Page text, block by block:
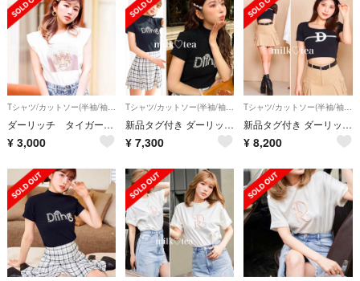
Tシャツ/カットソー(半袖/袖なし)
ダーリッチ タイガーモチーフTシャツ
¥ 3,000
Tシャツ/カットソー(半袖/袖なし)
新品タグ付き ダーリッチ グラフィックパールTシャツ フリー ブラック F黒
¥ 7,300
Tシャツ/カットソー(半袖/袖なし)
新品タグ付き ダーリッチ Dロゴコンパクトトップス Tシャツ ブラック 黒 F
¥ 8,200